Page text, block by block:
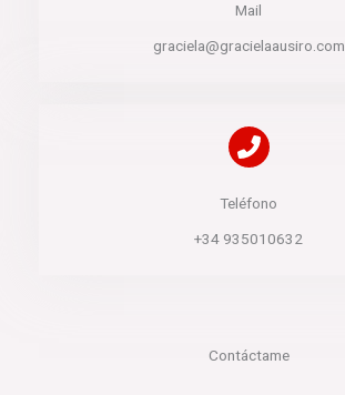
Mail
graciela@gracielaausiro.com
Teléfono​
+34 935010632
Contáctame​